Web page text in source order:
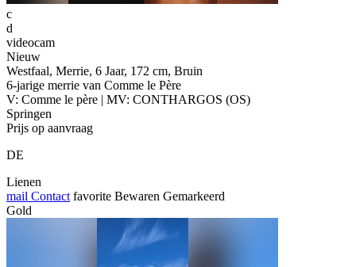
c
d
videocam
Nieuw
Westfaal, Merrie, 6 Jaar, 172 cm, Bruin
6-jarige merrie van Comme le Père
V: Comme le père | MV: CONTHARGOS (OS)
Springen
Prijs op aanvraag
DE
Lienen
mail Contact favorite Bewaren Gemarkeerd
Gold